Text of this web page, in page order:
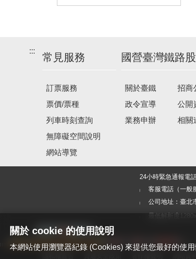
:::
常見服務
訂票服務
票價/票種
列車時刻查詢
無障礙空間說明
網站導覽
國營臺灣鐵路
關於臺鐵
政令宣導
業務申辦
招商
公開
相關
24小時緊急通報電
客服電話（一般
公司地址：臺北
最低解析度
關於 cookie 的使用說明
本網站使用瀏覽器紀錄 (Cookies) 來提供您最好的使